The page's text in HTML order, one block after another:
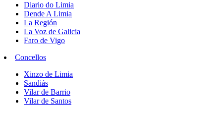
Diario do Limia
Dende A Limia
La Región
La Voz de Galicia
Faro de Vigo
Concellos
Xinzo de Limia
Sandiás
Vilar de Barrio
Vilar de Santos